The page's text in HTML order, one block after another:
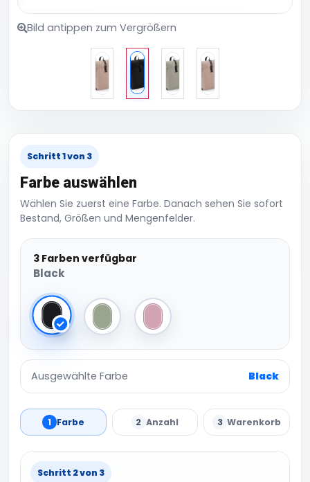
Bild antippen zum Vergrößern
Schritt 1 von 3
Farbe auswählen
Wählen Sie zuerst eine Farbe. Danach sehen Sie sofort
Bestand, Größen und Mengenfelder.
3 Farben verfügbar
Black
Black Clay Nude Pink
Ausgewählte Farbe Black
1 Farbe 2 Anzahl 3 Warenkorb
Schritt 2 von 3